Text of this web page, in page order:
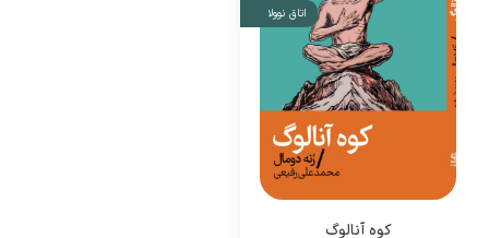
اتاق نوولا
کوه آنالوگ